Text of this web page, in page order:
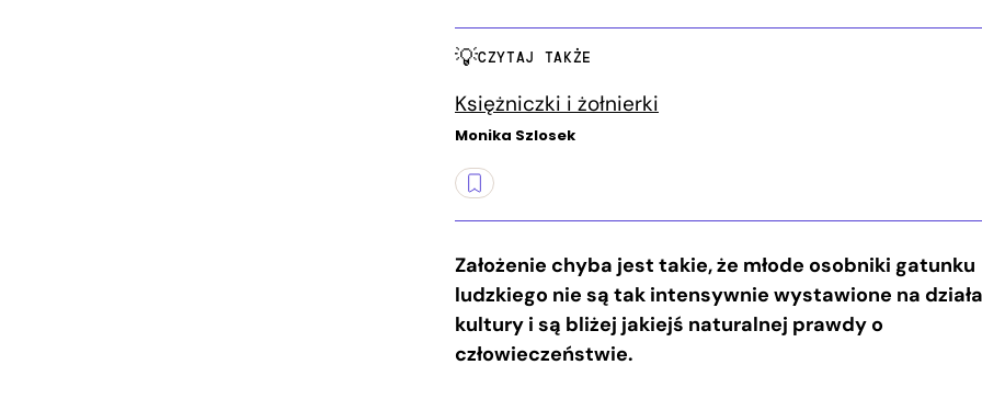
CZYTAJ TAKŻE
Księżniczki i żołnierki
Monika Szlosek
Założenie chyba jest takie, że młode osobniki gatunku
ludzkiego nie są tak intensywnie wystawione na
kultury i są bliżej jakiejś naturalnej prawdy o
człowieczeństwie.